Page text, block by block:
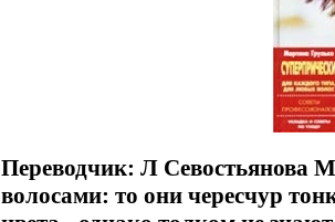
Переводчик: Л Севостьянова
волосами: то они чересчур